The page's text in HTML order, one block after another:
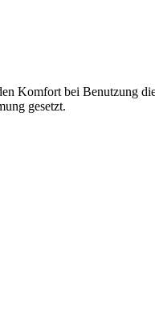
Komfort bei Benutzung
gesetzt.